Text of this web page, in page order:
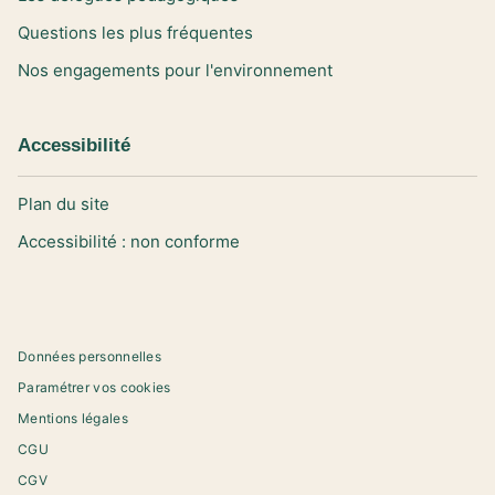
Questions les plus fréquentes
Nos engagements pour l'environnement
Accessibilité
Plan du site
Accessibilité : non conforme
Données personnelles
Paramétrer vos cookies
Mentions légales
CGU
CGV